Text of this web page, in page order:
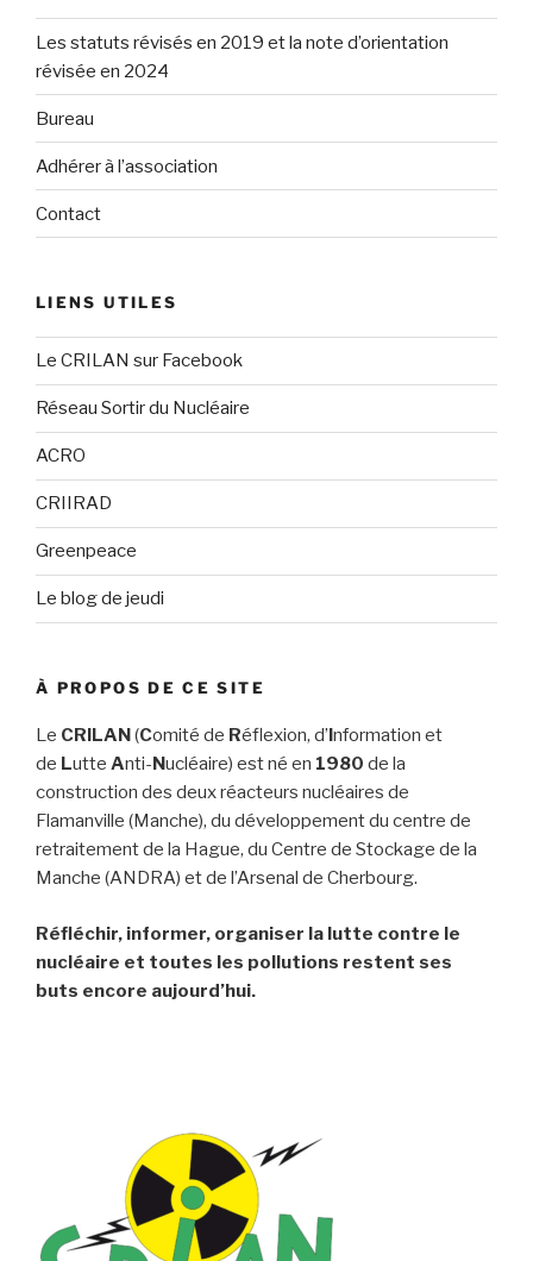
Les statuts révisés en 2019 et la note d’orientation
révisée en 2024
Bureau
Adhérer à l’association
Contact
LIENS UTILES
Le CRILAN sur Facebook
Réseau Sortir du Nucléaire
ACRO
CRIIRAD
Greenpeace
Le blog de jeudi
À PROPOS DE CE SITE
Le CRILAN(Comité de Réflexion, d’Information et
de Lutte Anti-Nucléaire) est né en 1980 de la
construction des deux réacteurs nucléaires de
Flamanville (Manche), du développement du centre de
retraitement de la Hague, du Centre de Stockage de la
Manche (ANDRA) et de l’Arsenal de Cherbourg.
Réfléchir, informer, organiser la lutte contre le
nucléaire et toutes les pollutions restent ses
buts encore aujourd’hui.